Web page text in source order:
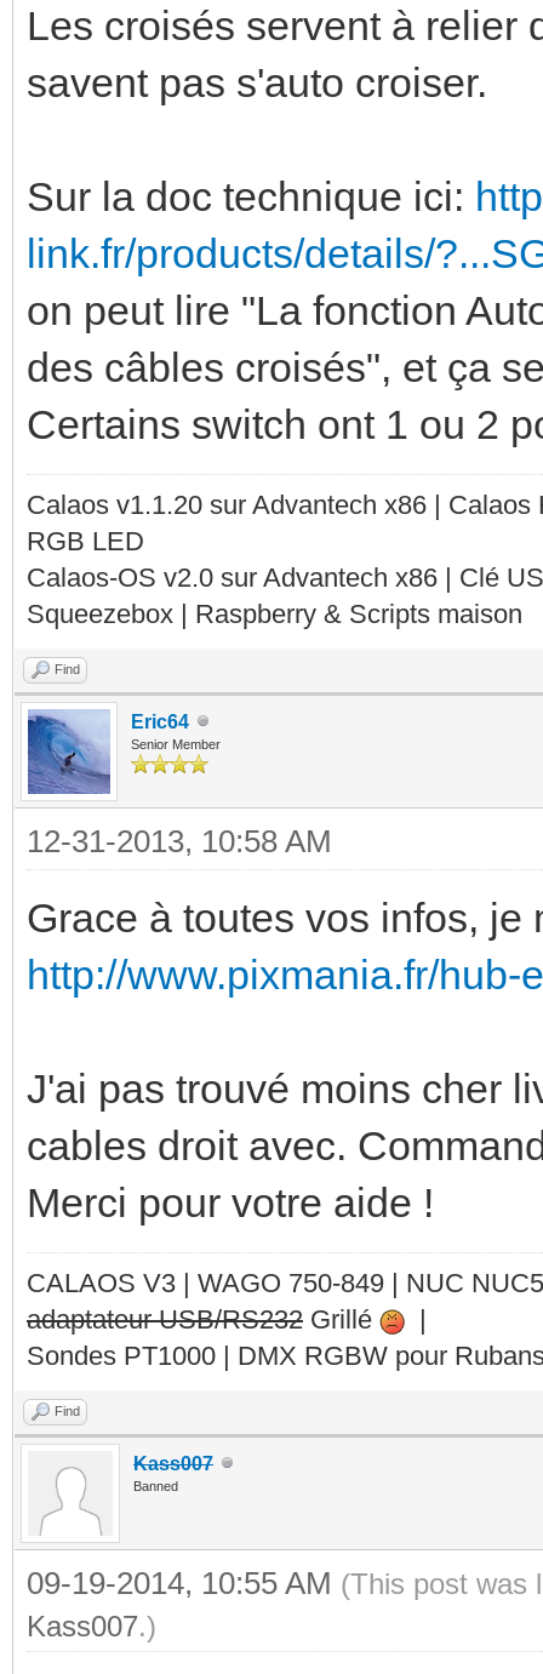
Les croisés servent à relier
savent pas s'auto croiser.
Sur la doc technique ici:
link.fr/products/details/
on peut lire "La fonction
des câbles croisés", et ça
Certains switch ont 1 ou 2
Calaos v1.1.20 sur Advantech x86 |
RGB LED
Calaos-OS v2.0 sur Advantech x86 | Clé
Squeezebox | Raspberry & Scripts maison
Find
Eric64
Senior Member
12-31-2013, 10:58 AM
Grace à toutes vos infos,
http://www.pixmania.fr/
J'ai pas trouvé moins cher
cables droit avec.
Merci pour votre aide !
CALAOS V3 | WAGO 750-849 | NUC
adaptateur USB/RS232 Grillé
|
Sondes PT1000 | DMX RGBW pour
Find
Kass007
Banned
09-19-2014, 10:55 AM (This post was
Kass007.)